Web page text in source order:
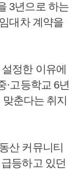
3년으로 하는
대차 계약을
정한 이유에
·고등학교 6년
춘다는 취지
산 커뮤니티
등하고 있던